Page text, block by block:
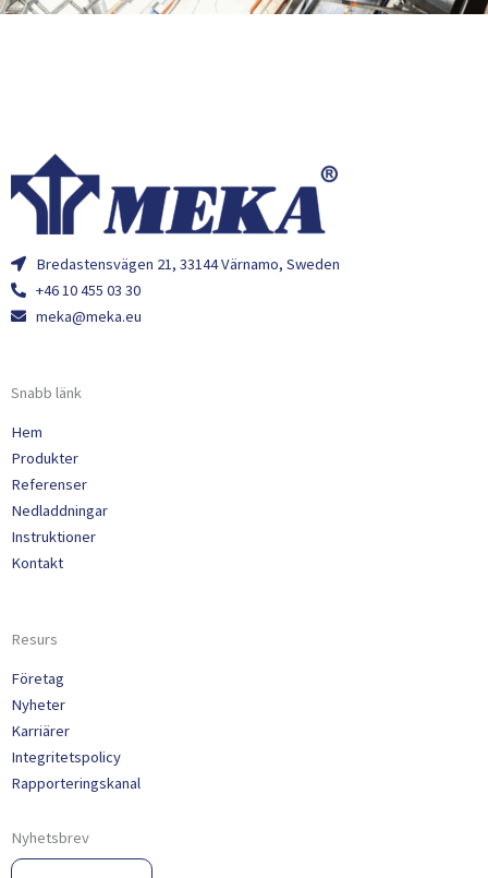
Bredastensvägen 21, 33144 Värnamo, Sweden
+46 10 455 03 30
meka@meka.eu
Snabb länk
Hem
Produkter
Referenser
Nedladdningar
Instruktioner
Kontakt
Resurs
Företag
Nyheter
Karriärer
Integritetspolicy
Rapporteringskanal
Nyhetsbrev